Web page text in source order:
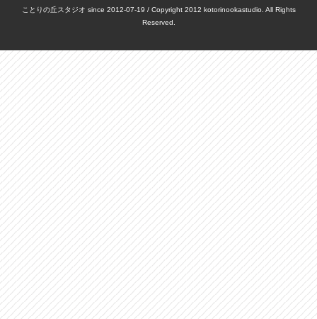
ことりの丘スタジオ since 2012-07-19 / Copyright 2012 kotorinookastudio. All Rights
Reserved.